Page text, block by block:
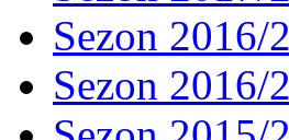
Sezon 2016/
Sezon 2016/